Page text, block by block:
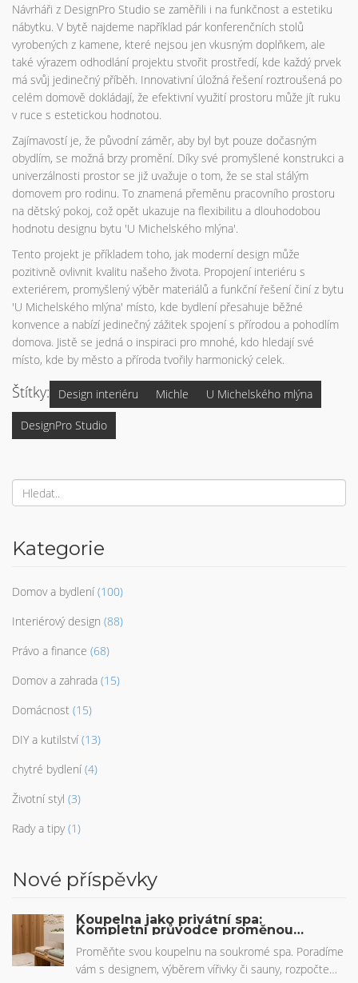
Návrháři z DesignPro Studio se zaměřili i na funkčnost a estetiku
nábytku. V bytě najdeme například pár konferenčních stolů
vyrobených z kamene, které nejsou jen vkusným doplňkem, ale
také výrazem odhodlání projektu stvořit prostředí, kde každý prvek
má svůj jedinečný příběh. Innovativní úložná řešení roztroušená po
celém domově dokládají, že efektivní využití prostoru může jít ruku
v ruce s estetickou hodnotou.
Zajímavostí je, že původní záměr, aby byl byt pouze dočasným
obydlím, se možná brzy promění. Díky své promyšlené konstrukci a
univerzálnosti prostor se již uvažuje o tom, že se stal stálým
domovem pro rodinu. To znamená přeměnu pracovního prostoru
na dětský pokoj, což opět ukazuje na flexibilitu a dlouhodobou
hodnotu designu bytu 'U Michelského mlýna'.
Tento projekt je příkladem toho, jak moderní design může
pozitivně ovlivnit kvalitu našeho života. Propojení interiéru s
exteriérem, promyšlený výběr materiálů a funkční řešení činí z bytu
'U Michelského mlýna' místo, kde bydlení přesahuje běžné
konvence a nabízí jedinečný zážitek spojení s přírodou a pohodlím
domova. Jistě se jedná o inspiraci pro mnohé, kdo hledají své
místo, kde by město a příroda tvořily harmonický celek.
Štítky: Design interiéru Michle U Michelského mlýna
DesignPro Studio
Kategorie
Domov a bydlení (100)
Interiérový design (88)
Právo a finance (68)
Domov a zahrada (15)
Domácnost (15)
DIY a kutilství (13)
chytré bydlení (4)
Životní styl (3)
Rady a tipy (1)
Nové příspěvky
Koupelna jako privátní spa:
Kompletní průvodce proměnou
interiéru
Proměňte svou koupelnu na soukromé spa. Poradíme
vám s designem, výběrem vířivky či sauny, rozpočtem